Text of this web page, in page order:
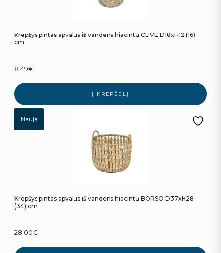
Krepšys pintas apvalus iš vandens hiacintų CLIVE D18xH12 (16)
cm
8.49€
Į KREPŠELĮ
Nauja
Krepšys pintas apvalus iš vandens hiacintų BORSO D37xH28
(34) cm
28.00€